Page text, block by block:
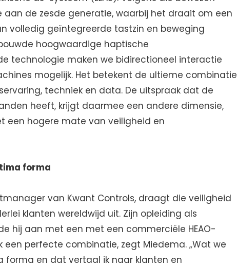
aan de zesde generatie, waarbij het draait om een
volledig geïntegreerde tastzin en beweging
hoogwaardige haptische
technologie maken we bidirectioneel interactie
mogelijk. Het betekent de ultieme combinatie
techniek en data. De uitspraak dat de
heeft, krijgt daarmee een andere dimensie,
een hogere mate van veiligheid en
forma
van Kwant Controls, draagt die veiligheid
klanten wereldwijd uit. Zijn opleiding als
hij aan met een met een commerciële HEAO-
een perfecte combinatie, zegt Miedema. „Wat we
forma en dat vertaal ik naar klanten en